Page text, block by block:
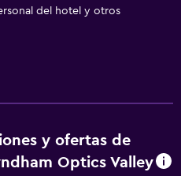
del hotel y otros
y ofertas de
Optics Valley